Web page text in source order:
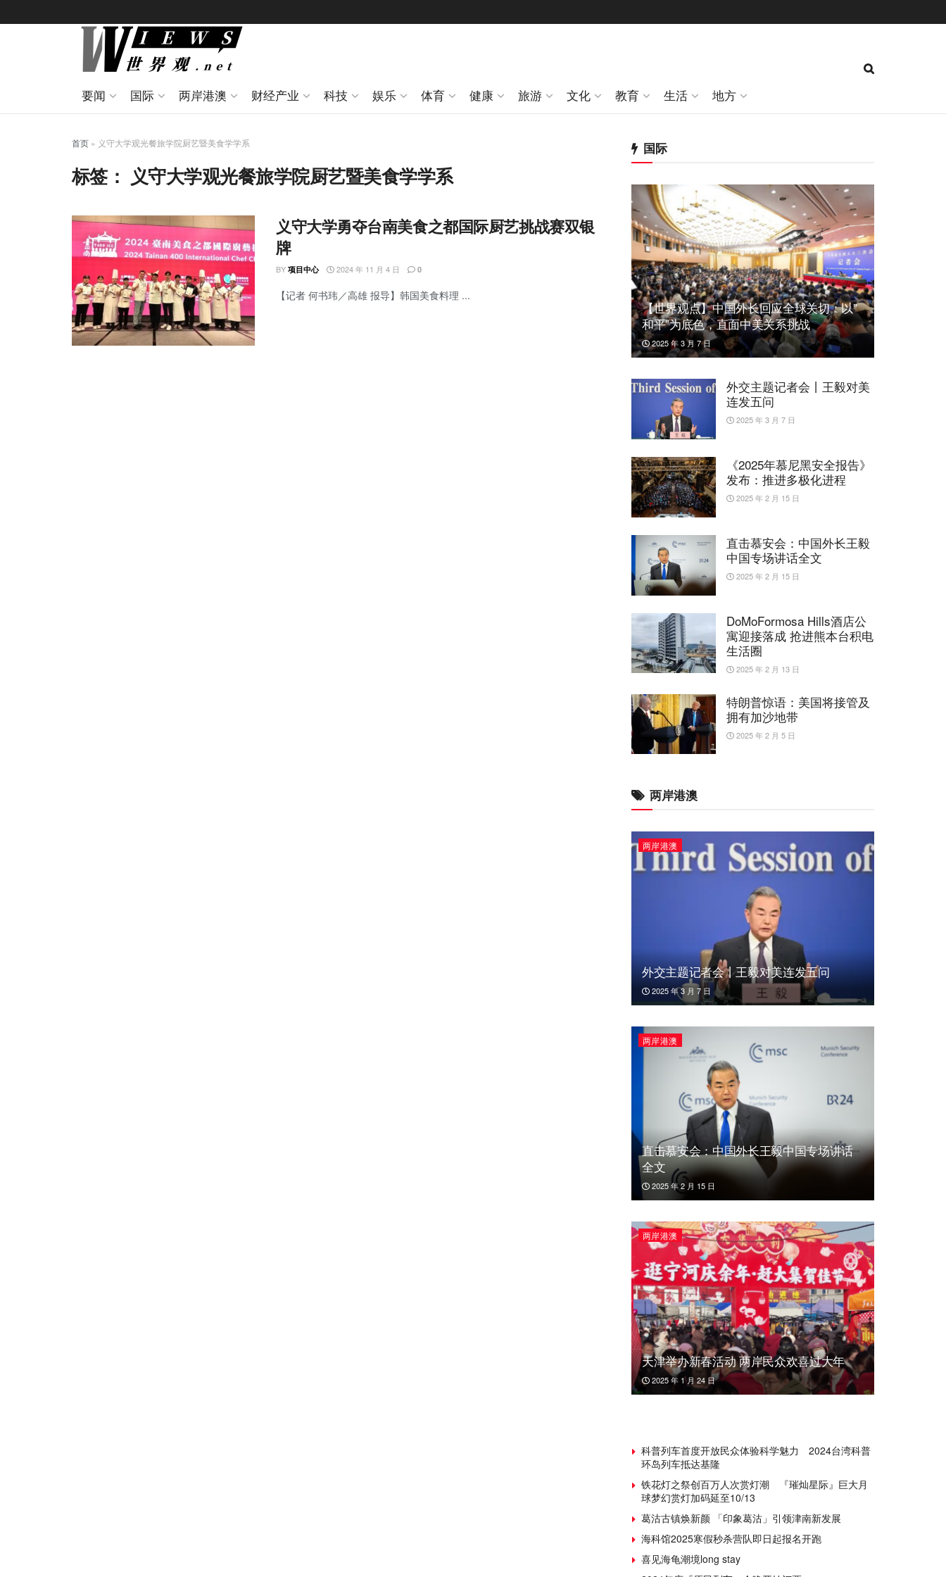
要闻 国际 两岸港澳 财经产业 科技 娱乐 体育 健康 旅游 文化 教育 生活 地方
首页 » 义守大学观光餐旅学院厨艺暨美食学学系
标签： 义守大学观光餐旅学院厨艺暨美食学学系
义守大学勇夺台南美食之都国际厨艺挑战赛双银
牌
BY 项目中心 2024 年 11 月 4 日 0
【记者 何书玮／高雄 报导】韩国美食料理 ...
国际
【世界观点】中国外长回应全球关切：以”
和平”为底色，直面中美关系挑战
2025 年 3 月 7 日
外交主题记者会丨王毅对美
连发五问
2025 年 3 月 7 日
《2025年慕尼黑安全报告》
发布：推进多极化进程
2025 年 2 月 15 日
直击慕安会：中国外长王毅
中国专场讲话全文
2025 年 2 月 15 日
DoMoFormosa Hills酒店公
寓迎接落成 抢进熊本台积电
生活圈
2025 年 2 月 13 日
特朗普惊语：美国将接管及
拥有加沙地带
2025 年 2 月 5 日
两岸港澳
两岸港澳
外交主题记者会丨王毅对美连发五问
2025 年 3 月 7 日
两岸港澳
直击慕安会：中国外长王毅中国专场讲话
全文
2025 年 2 月 15 日
两岸港澳
天津举办新春活动 两岸民众欢喜过大年
2025 年 1 月 24 日
科普列车首度开放民众体验科学魅力 2024台湾科普
环岛列车抵达基隆
铁花灯之祭创百万人次赏灯潮 『璀灿星际』巨大月
球梦幻赏灯加码延至10/13
葛沽古镇焕新颜 「印象葛沽」引领津南新发展
海科馆2025寒假秒杀营队即日起报名开跑
喜见海龟潮境long stay